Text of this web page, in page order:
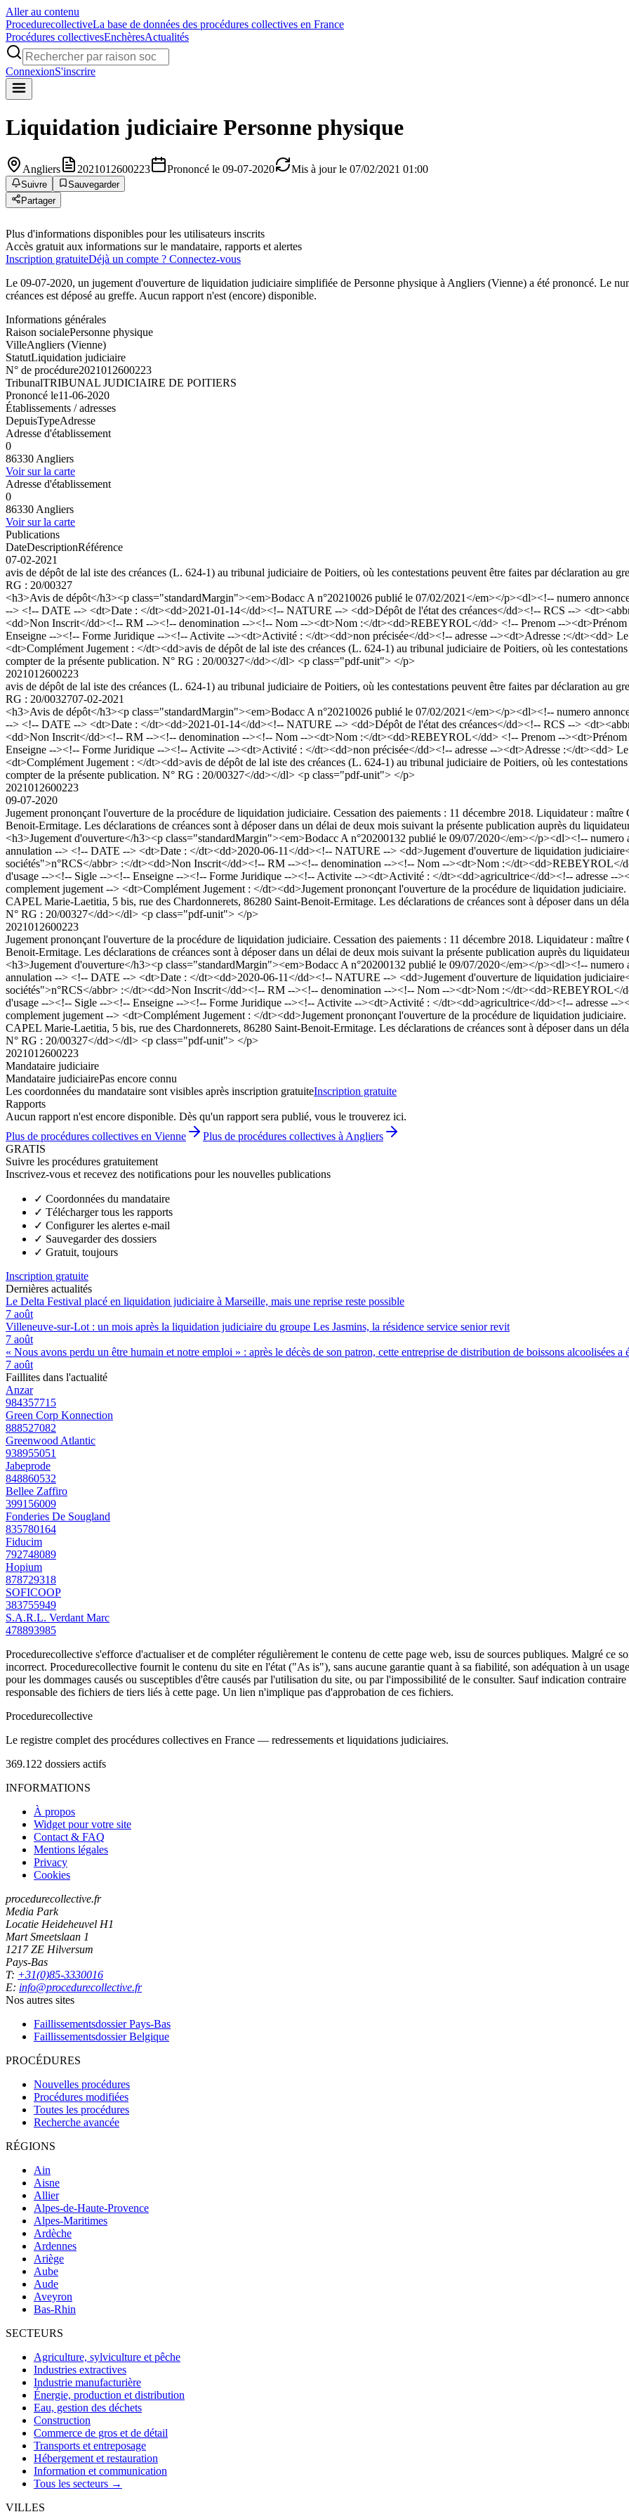
Aller au contenu
ProcedurecollectiveLa base de données des procédures collectives en France
Procédures collectivesEnchèresActualités
ConnexionS'inscrire
Liquidation judiciaire Personne physique
Angliers 2021012600223 Prononcé le 09-07-2020 Mis à jour le 07/02/2021 01:00
Suivre
Sauvegarder
Partager
Plus d'informations disponibles pour les utilisateurs inscrits
Accès gratuit aux informations sur le mandataire, rapports et alertes
Inscription gratuiteDéjà un compte ? Connectez-vous
Le 09-07-2020, un jugement d'ouverture de liquidation judiciaire simplifiée de Personne physique à Angliers (Vienne) a été prononcé. Le
créances est déposé au greffe. Aucun rapport n'est (encore) disponible.
Informations générales
Raison socialePersonne physique
VilleAngliers (Vienne)
StatutLiquidation judiciaire
N° de procédure2021012600223
TribunalTRIBUNAL JUDICIAIRE DE POITIERS
Prononcé le11-06-2020
Établissements / adresses
DepuisTypeAdresse
Adresse d'établissement
0
86330 Angliers
Voir sur la carte
Adresse d'établissement
0
86330 Angliers
Voir sur la carte
Publications
DateDescriptionRéférence
07-02-2021
avis de dépôt de lal iste des créances (L. 624-1) au tribunal judiciaire de Poitiers, où les contestations peuvent être faites par déclaration au
RG : 20/00327
<h3>Avis de dépôt</h3><p class="standardMargin"><em>Bodacc A n°20210026 publié le 07/02/2021</em></p><dl><!-- numero
--> <!-- DATE --> <dt>Date : </dt><dd>2021-01-14</dd><!-- NATURE --> <dd>Dépôt de l'état des créances</dd><!-- RCS -->
<dd>Non Inscrit</dd><!-- RM --><!-- denomination --><!-- Nom --><dt>Nom :</dt><dd>REBEYROL</dd> <!-- Prenom --
Enseigne --><!-- Forme Juridique --><!-- Activite --><dt>Activité : </dt><dd>non précisée</dd><!-- adresse --><dt>Adresse :</dt><dd>
<dt>Complément Jugement : </dt><dd>avis de dépôt de lal iste des créances (L. 624-1) au tribunal judiciaire de Poitiers, où les
compter de la présente publication. N° RG : 20/00327</dd></dl> <p class="pdf-unit"> </p>
2021012600223
avis de dépôt de lal iste des créances (L. 624-1) au tribunal judiciaire de Poitiers, où les contestations peuvent être faites par déclaration au
RG : 20/0032707-02-2021
<h3>Avis de dépôt</h3><p class="standardMargin"><em>Bodacc A n°20210026 publié le 07/02/2021</em></p><dl><!-- numero
--> <!-- DATE --> <dt>Date : </dt><dd>2021-01-14</dd><!-- NATURE --> <dd>Dépôt de l'état des créances</dd><!-- RCS -->
<dd>Non Inscrit</dd><!-- RM --><!-- denomination --><!-- Nom --><dt>Nom :</dt><dd>REBEYROL</dd> <!-- Prenom --
Enseigne --><!-- Forme Juridique --><!-- Activite --><dt>Activité : </dt><dd>non précisée</dd><!-- adresse --><dt>Adresse :</dt><dd>
<dt>Complément Jugement : </dt><dd>avis de dépôt de lal iste des créances (L. 624-1) au tribunal judiciaire de Poitiers, où les
compter de la présente publication. N° RG : 20/00327</dd></dl> <p class="pdf-unit"> </p>
2021012600223
09-07-2020
Jugement prononçant l'ouverture de la procédure de liquidation judiciaire. Cessation des paiements : 11 décembre 2018. Liquidateur :
Benoit-Ermitage. Les déclarations de créances sont à déposer dans un délai de deux mois suivant la présente publication auprès du
<h3>Jugement d'ouverture</h3><p class="standardMargin"><em>Bodacc A n°20200132 publié le 09/07/2020</em></p><dl><!--
annulation --> <!-- DATE --> <dt>Date : </dt><dd>2020-06-11</dd><!-- NATURE --> <dd>Jugement d'ouverture de liquidation
sociétés">n°RCS</abbr> :</dt><dd>Non Inscrit</dd><!-- RM --><!-- denomination --><!-- Nom --><dt>Nom :</
d'usage --><!-- Sigle --><!-- Enseigne --><!-- Forme Juridique --><!-- Activite --><dt>Activité : </dt><dd>agricultrice</dd><!-- adresse --
complement jugement --> <dt>Complément Jugement : </dt><dd>Jugement prononçant l'ouverture de la procédure de liquidation
CAPEL Marie-Laetitia, 5 bis, rue des Chardonnerets, 86280 Saint-Benoit-Ermitage. Les déclarations de créances sont à déposer dans un
N° RG : 20/00327</dd></dl> <p class="pdf-unit"> </p>
2021012600223
Jugement prononçant l'ouverture de la procédure de liquidation judiciaire. Cessation des paiements : 11 décembre 2018. Liquidateur :
Benoit-Ermitage. Les déclarations de créances sont à déposer dans un délai de deux mois suivant la présente publication auprès du
<h3>Jugement d'ouverture</h3><p class="standardMargin"><em>Bodacc A n°20200132 publié le 09/07/2020</em></p><dl><!--
annulation --> <!-- DATE --> <dt>Date : </dt><dd>2020-06-11</dd><!-- NATURE --> <dd>Jugement d'ouverture de liquidation
sociétés">n°RCS</abbr> :</dt><dd>Non Inscrit</dd><!-- RM --><!-- denomination --><!-- Nom --><dt>Nom :</
d'usage --><!-- Sigle --><!-- Enseigne --><!-- Forme Juridique --><!-- Activite --><dt>Activité : </dt><dd>agricultrice</dd><!-- adresse --
complement jugement --> <dt>Complément Jugement : </dt><dd>Jugement prononçant l'ouverture de la procédure de liquidation
CAPEL Marie-Laetitia, 5 bis, rue des Chardonnerets, 86280 Saint-Benoit-Ermitage. Les déclarations de créances sont à déposer dans un
N° RG : 20/00327</dd></dl> <p class="pdf-unit"> </p>
2021012600223
Mandataire judiciaire
Mandataire judiciairePas encore connu
Les coordonnées du mandataire sont visibles après inscription gratuiteInscription gratuite
Rapports
Aucun rapport n'est encore disponible. Dès qu'un rapport sera publié, vous le trouverez ici.
Plus de procédures collectives en Vienne
Plus de procédures collectives à Angliers
GRATIS
Suivre les procédures gratuitement
Inscrivez-vous et recevez des notifications pour les nouvelles publications
✓ Coordonnées du mandataire
✓ Télécharger tous les rapports
✓ Configurer les alertes e-mail
✓ Sauvegarder des dossiers
✓ Gratuit, toujours
Inscription gratuite
Dernières actualités
Le Delta Festival placé en liquidation judiciaire à Marseille, mais une reprise reste possible
7 août
Villeneuve-sur-Lot : un mois après la liquidation judiciaire du groupe Les Jasmins, la résidence service senior revit
7 août
« Nous avons perdu un être humain et notre emploi » : après le décès de son patron, cette entreprise de distribution de boissons alcoolisées a
7 août
Faillites dans l'actualité
Anzar
984357715
Green Corp Konnection
888527082
Greenwood Atlantic
938955051
Jabeprode
848860532
Bellee Zaffiro
399156009
Fonderies De Sougland
835780164
Fiducim
792748089
Hopium
878729318
SOFICOOP
383755949
S.A.R.L. Verdant Marc
478893985
Procedurecollective s'efforce d'actualiser et de compléter régulièrement le contenu de cette page web, issu de sources publiques. Malgré ce
incorrect. Procedurecollective fournit le contenu du site en l'état ("As is"), sans aucune garantie quant à sa fiabilité, son adéquation à un
pour les dommages causés ou susceptibles d'être causés par l'utilisation du site, ou par l'impossibilité de le consulter. Sauf indication
responsable des fichiers de tiers liés à cette page. Un lien n'implique pas d'approbation de ces fichiers.
Procedurecollective
Le registre complet des procédures collectives en France — redressements et liquidations judiciaires.
369.122 dossiers actifs
INFORMATIONS
À propos
Widget pour votre site
Contact & FAQ
Mentions légales
Privacy
Cookies
procedurecollective.fr
Media Park
Locatie Heideheuvel H1
Mart Smeetslaan 1
1217 ZE Hilversum
Pays-Bas
T: +31(0)85-3330016
E: info@procedurecollective.fr
Nos autres sites
Faillissementsdossier Pays-Bas
Faillissementsdossier Belgique
PROCÉDURES
Nouvelles procédures
Procédures modifiées
Toutes les procédures
Recherche avancée
RÉGIONS
Ain
Aisne
Allier
Alpes-de-Haute-Provence
Alpes-Maritimes
Ardèche
Ardennes
Ariège
Aube
Aude
Aveyron
Bas-Rhin
SECTEURS
Agriculture, sylviculture et pêche
Industries extractives
Industrie manufacturière
Énergie, production et distribution
Eau, gestion des déchets
Construction
Commerce de gros et de détail
Transports et entreposage
Hébergement et restauration
Information et communication
Tous les secteurs →
VILLES